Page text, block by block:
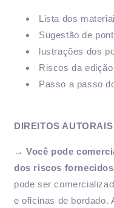
Lista dos
Sugestão de
lustrações dos
Riscos da
Passo a passo
DIREITOS AUTORAIS
→ Você pode
dos riscos
pode ser
e oficinas de bordado.